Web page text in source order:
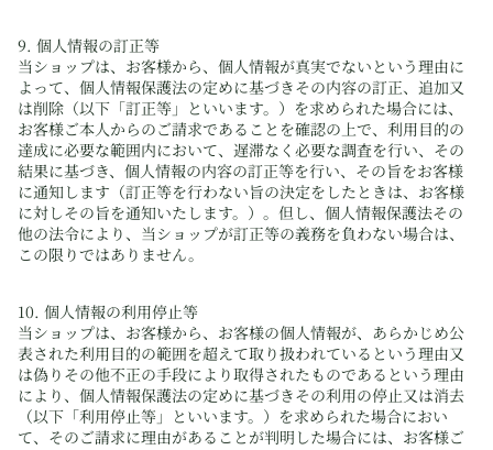
9. 個人情報の訂正等
当ショップは、お客様から、個人情報が真実でないという理由に
よって、個人情報保護法の定めに基づきその内容の訂正、追加又
は削除（以下「訂正等」といいます。）を求められた場合には、
お客様ご本人からのご請求であることを確認の上で、利用目的の
達成に必要な範囲内において、遅滞なく必要な調査を行い、その
結果に基づき、個人情報の内容の訂正等を行い、その旨をお客様
に通知します（訂正等を行わない旨の決定をしたときは、お客様
に対しその旨を通知いたします。）。但し、個人情報保護法その
他の法令により、当ショップが訂正等の義務を負わない場合は、
この限りではありません。
10. 個人情報の利用停止等
当ショップは、お客様から、お客様の個人情報が、あらかじめ公
表された利用目的の範囲を超えて取り扱われているという理由又
は偽りその他不正の手段により取得されたものであるという理由
により、個人情報保護法の定めに基づきその利用の停止又は消去
（以下「利用停止等」といいます。）を求められた場合におい
て、そのご請求に理由があることが判明した場合には、お客様ご